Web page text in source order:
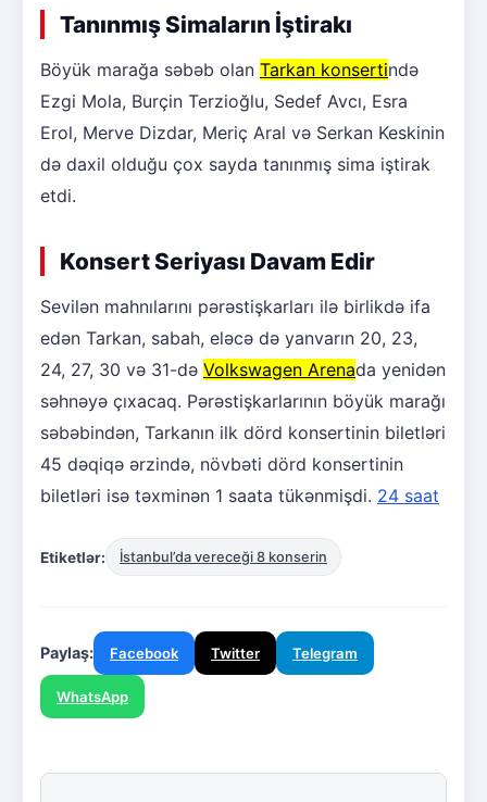
Tanınmış Simaların İştirakı
Böyük marağa səbəb olan Tarkan konsertində
Ezgi Mola, Burçin Terzioğlu, Sedef Avcı, Esra
Erol, Merve Dizdar, Meriç Aral və Serkan Keskinin
də daxil olduğu çox sayda tanınmış sima iştirak
etdi.
Konsert Seriyası Davam Edir
Sevilən mahnılarını pərəstişkarları ilə birlikdə ifa
edən Tarkan, sabah, eləcə də yanvarın 20, 23,
24, 27, 30 və 31-də Volkswagen Arenada yenidən
səhnəyə çıxacaq. Pərəstişkarlarının böyük marağı
səbəbindən, Tarkanın ilk dörd konsertinin biletləri
45 dəqiqə ərzində, növbəti dörd konsertinin
biletləri isə təxminən 1 saata tükənmişdi. 24 saat
Etiketlər: İstanbul’da vereceği 8 konserin
Paylaş: Facebook Twitter Telegram
WhatsApp